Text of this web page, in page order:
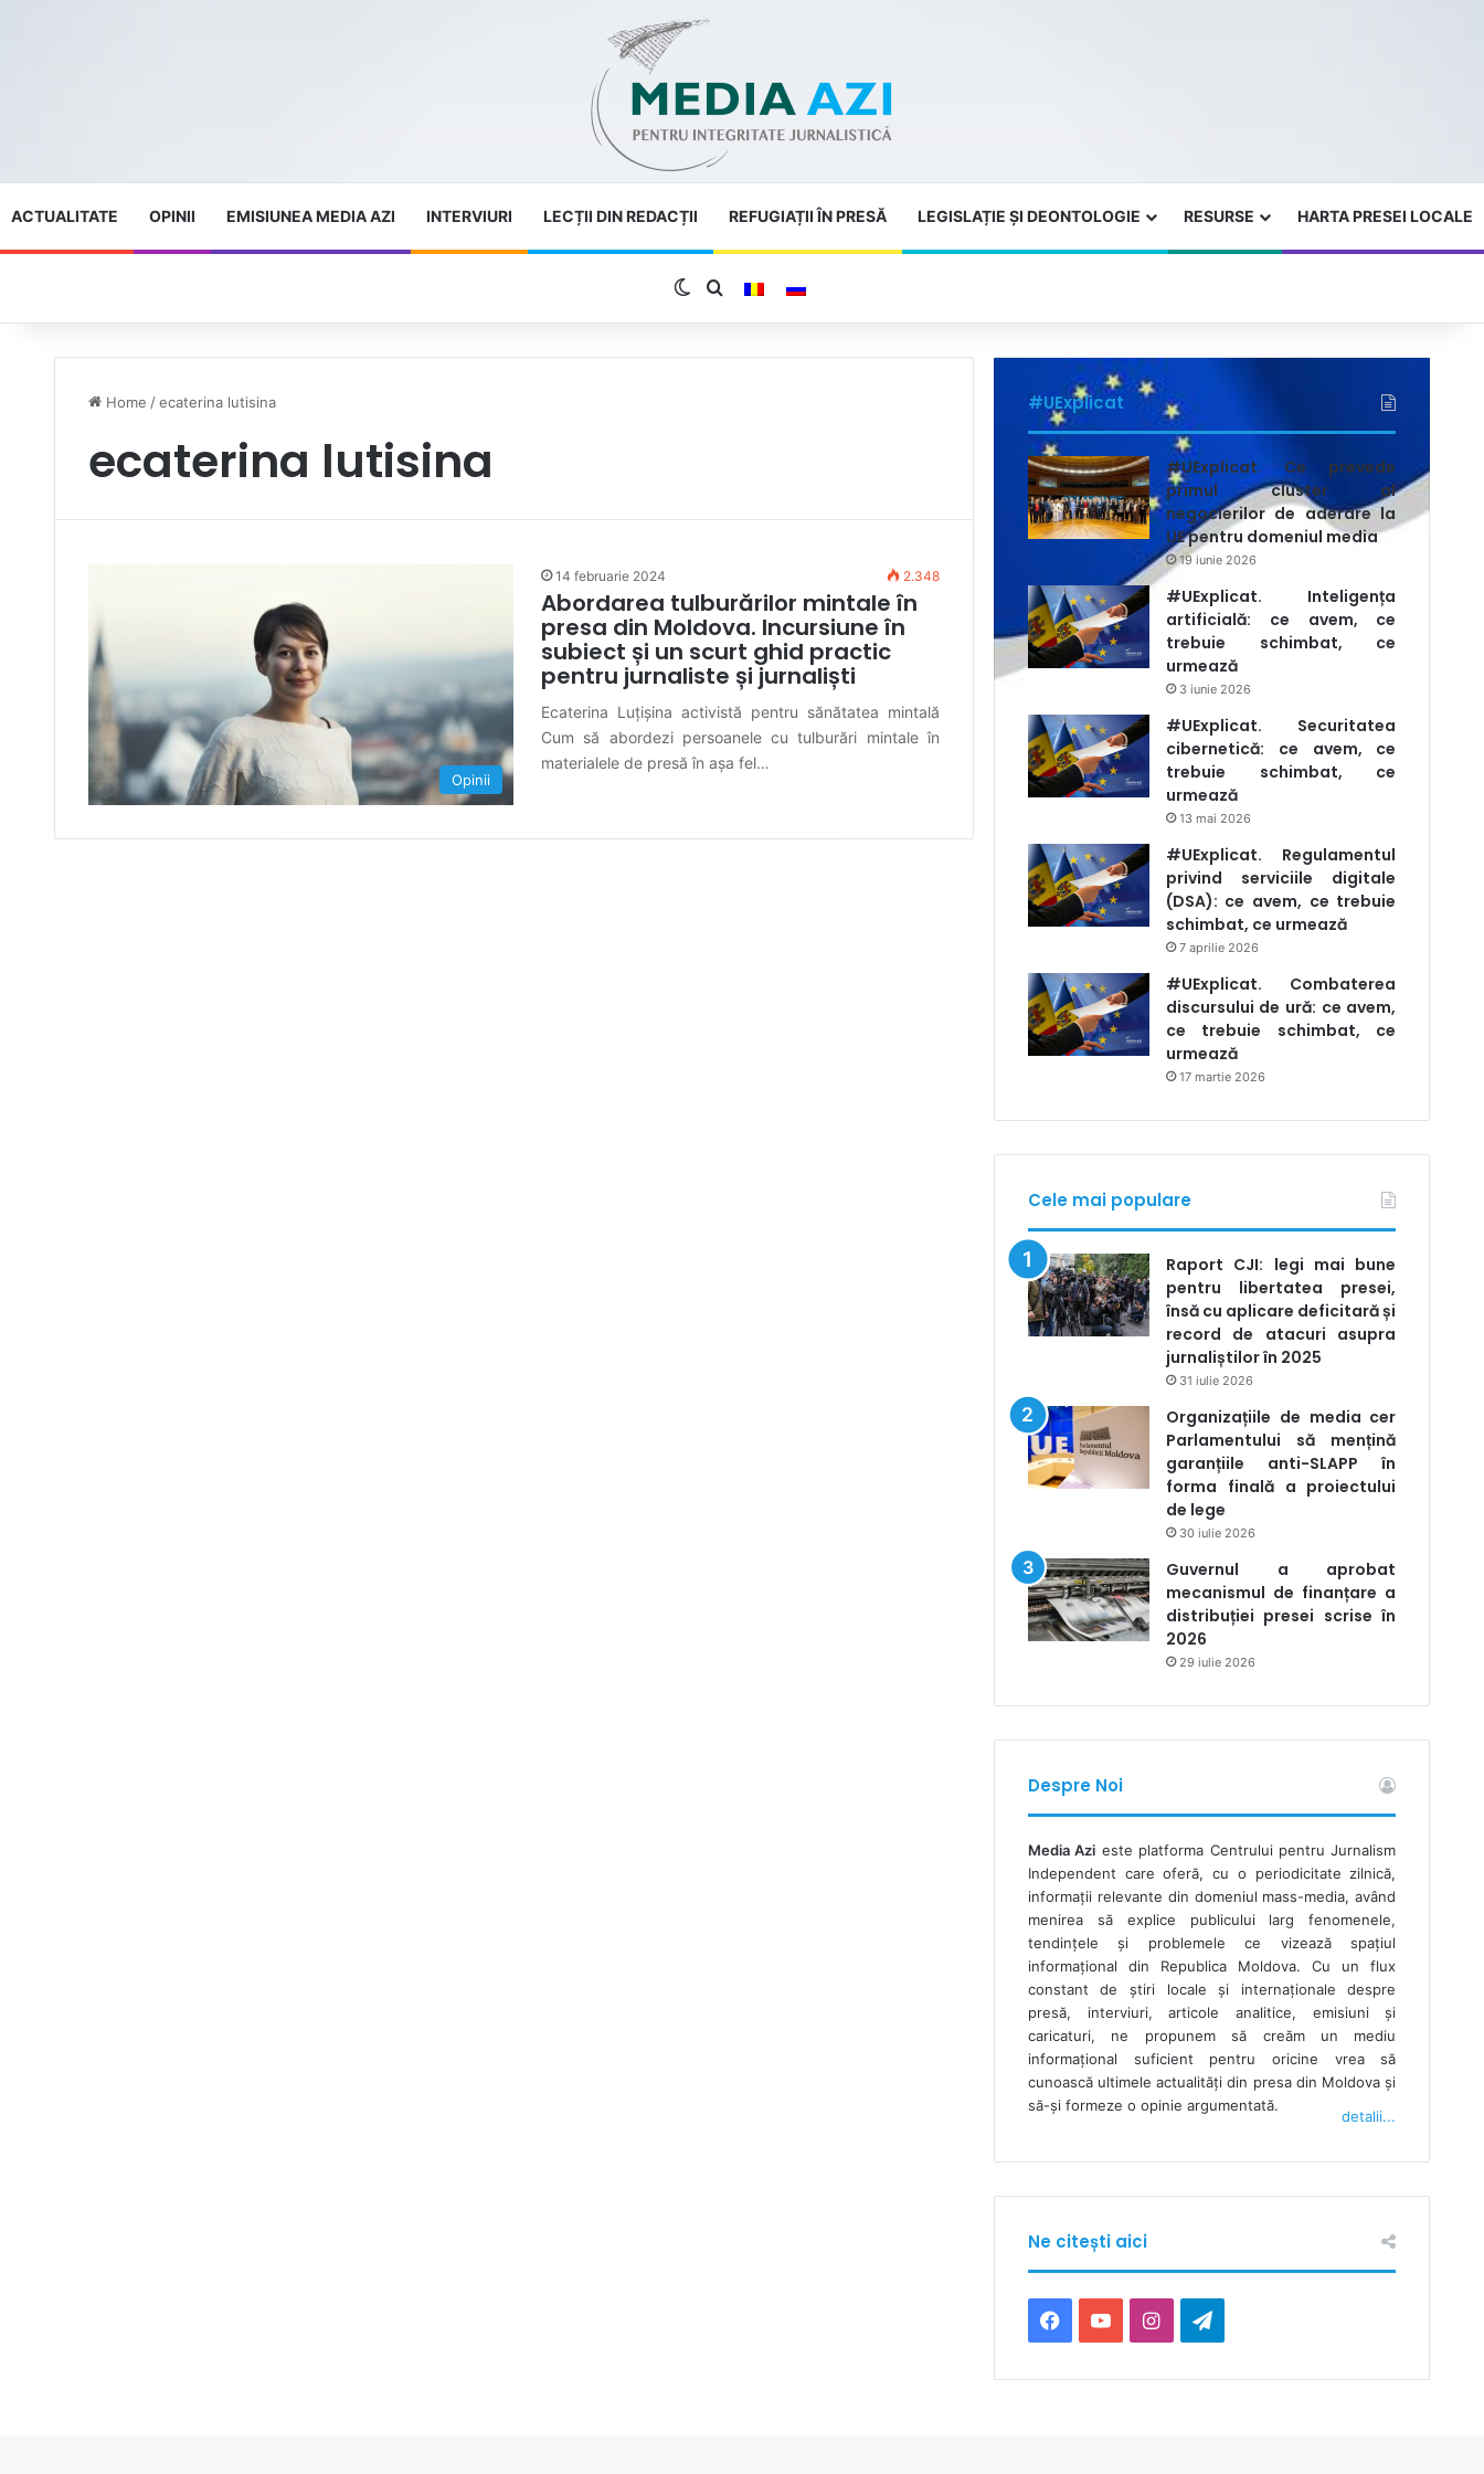
ACTUALITATE OPINII EMISIUNEA MEDIA AZI INTERVIURI LECȚII DIN REDACȚII REFUGIAȚII ÎN PRESĂ LEGISLAȚIE ȘI DEONTOLOGIE RESURSE HARTA PRESEI LOCALE
Switch skin
Search for
Home / ecaterina lutisina
ecaterina lutisina
Opinii
14 februarie 2024 2.348
Abordarea tulburărilor mintale în
presa din Moldova. Incursiune în
subiect și un scurt ghid practic
pentru jurnaliste și jurnaliști
Ecaterina Luțișina activistă pentru sănătatea mintală
Cum să abordezi persoanele cu tulburări mintale în
materialele de presă în așa fel…
#UExplicat
#UExplicat. Ce prevede
primul cluster al
negocierilor de aderare la
UE pentru domeniul media
19 iunie 2026
#UExplicat. Inteligența
artificială: ce avem, ce
trebuie schimbat, ce
urmează
3 iunie 2026
#UExplicat. Securitatea
cibernetică: ce avem, ce
trebuie schimbat, ce
urmează
13 mai 2026
#UExplicat. Regulamentul
privind serviciile digitale
(DSA): ce avem, ce trebuie
schimbat, ce urmează
7 aprilie 2026
#UExplicat. Combaterea
discursului de ură: ce avem,
ce trebuie schimbat, ce
urmează
17 martie 2026
Cele mai populare
Raport CJI: legi mai bune
pentru libertatea presei,
însă cu aplicare deficitară și
record de atacuri asupra
jurnaliștilor în 2025
31 iulie 2026
Organizațiile de media cer
Parlamentului să mențină
garanțiile anti-SLAPP în
forma finală a proiectului
de lege
30 iulie 2026
Guvernul a aprobat
mecanismul de finanțare a
distribuției presei scrise în
2026
29 iulie 2026
Despre Noi
Media Azi este platforma Centrului pentru Jurnalism
Independent care oferă, cu o periodicitate zilnică,
informații relevante din domeniul mass-media, având
menirea să explice publicului larg fenomenele,
tendințele și problemele ce vizează spațiul
informațional din Republica Moldova. Cu un flux
constant de ştiri locale şi internaţionale despre
presă, interviuri, articole analitice, emisiuni și
caricaturi, ne propunem să creăm un mediu
informaţional suficient pentru oricine vrea să
cunoască ultimele actualităţi din presa din Moldova şi
să-şi formeze o opinie argumentată.
detalii...
Ne citești aici
F
Y
I
T